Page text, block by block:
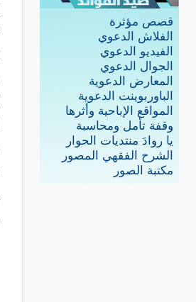
قصص مؤثرة
الفلاش الدعوي
الفيديو الدعوي
الجوال الدعوي
المعارض الدعوية
الباوربوينت الدعوية
المواقع الإباحية وأثرها
وقفة تأمل ومحاسبة
يا روادَ منتديات الحوار
الشرح الفقهي المصور
مكتبة الصور